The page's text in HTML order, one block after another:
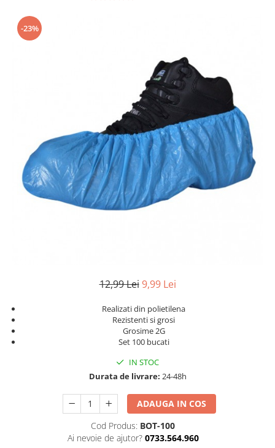
Intretinere masina de spalat
Insecticide si Capcane
-23%
12,99 Lei 9,99 Lei
Realizati din polietilena
Rezistenti si grosi
Grosime 2G
Set 100 bucati
IN STOC
Durata de livrare: 24-48h
ADAUGA IN COS
Cod Produs: BOT-100
Ai nevoie de ajutor? 0733.564.960